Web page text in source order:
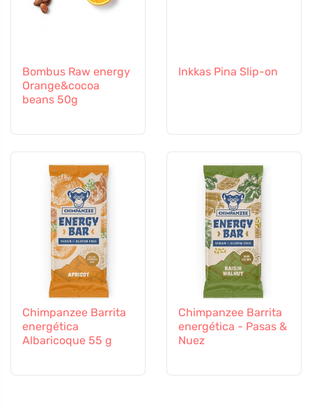
Bombus Raw energy
Orange&cocoa
beans 50g
Inkkas Pina Slip-on
Chimpanzee Barrita
energética
Albaricoque 55 g
Chimpanzee Barrita
energética - Pasas &
Nuez